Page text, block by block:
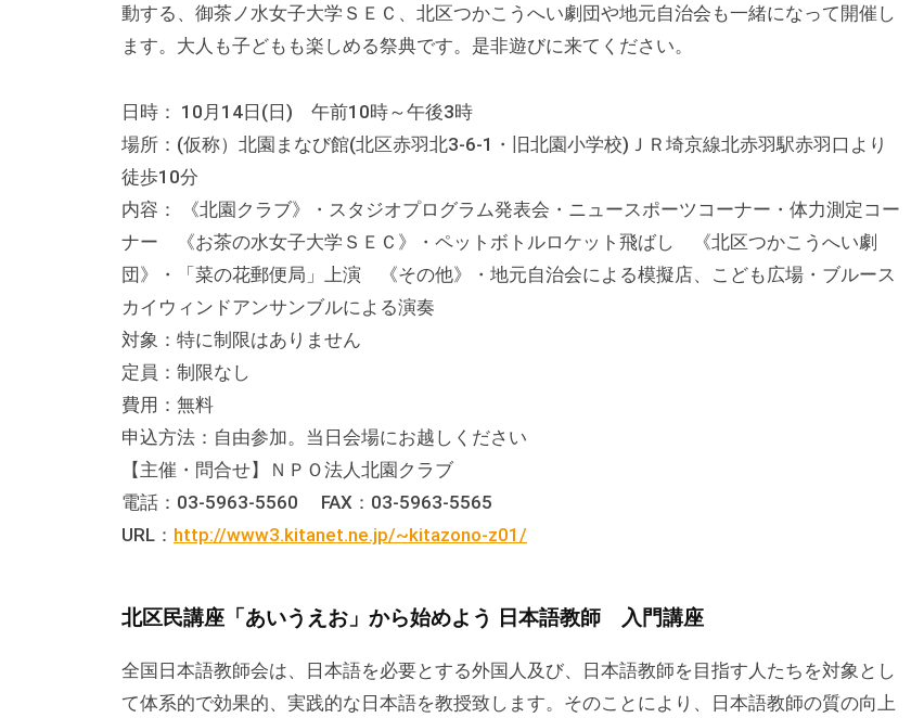
あ
1
階
で
す
。
動する、御茶ノ水女子大学ＳＥＣ、北区つかこうへい劇団や地元自治会も一緒になって開催し
ます。大人も子どもも楽しめる祭典です。是非遊びに来てください。
日時： 10月14日(日) 午前10時～午後3時
場所：(仮称）北園まなび館(北区赤羽北3-6-1・旧北園小学校)ＪＲ埼京線北赤羽駅赤羽口より
徒歩10分
内容： 《北園クラブ》・スタジオプログラム発表会・ニュースポーツコーナー・体力測定コー
ナー 《お茶の水女子大学ＳＥＣ》・ペットボトルロケット飛ばし 《北区つかこうへい劇
団》・「菜の花郵便局」上演 《その他》・地元自治会による模擬店、こども広場・ブルース
カイウィンドアンサンブルによる演奏
対象：特に制限はありません
定員：制限なし
費用：無料
申込方法：自由参加。当日会場にお越しください
【主催・問合せ】ＮＰＯ法人北園クラブ
電話：03-5963-5560 FAX：03-5963-5565
URL： http://www3.kitanet.ne.jp/~kitazono-z01/
北区民講座「あいうえお」から始めよう 日本語教師 入門講座
全国日本語教師会は、日本語を必要とする外国人及び、日本語教師を目指す人たちを対象とし
て体系的で効果的、実践的な日本語を教授致します。そのことにより、日本語教師の質の向上